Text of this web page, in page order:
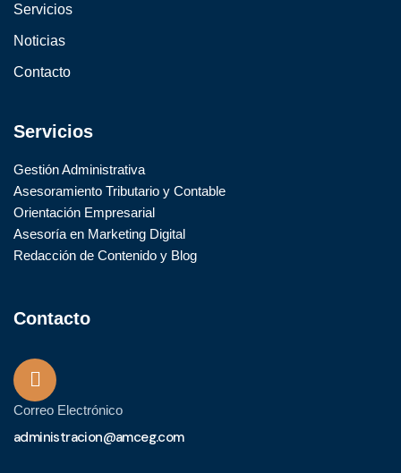
Servicios
Noticias
Contacto
Servicios
Gestión Administrativa
Asesoramiento Tributario y Contable
Orientación Empresarial
Asesoría en Marketing Digital
Redacción de Contenido y Blog
Contacto
Correo Electrónico
administracion@amceg.com